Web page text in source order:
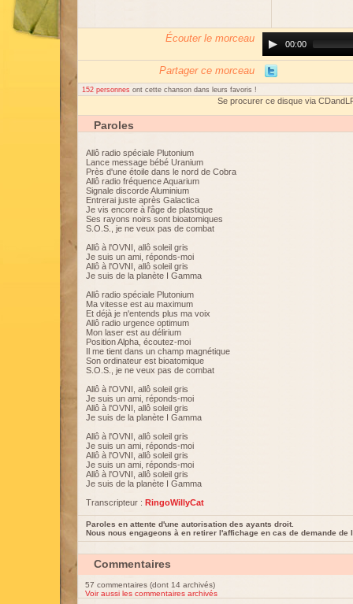
Écouter le morceau
Player00:00
Partager ce morceau
152 personnes ont cette chanson dans leurs favoris !
Se procurer ce disque via
Paroles
Allô radio spéciale Plutonium
Lance message bébé Uranium
Près d'une étoile dans le nord de Cobra
Allô radio fréquence Aquarium
Signale discorde Aluminium
Entrerai juste après Galactica
Je vis encore à l'âge de plastique
Ses rayons noirs sont bioatomiques
S.O.S., je ne veux pas de combat
Allô à l'OVNI, allô soleil gris
Je suis un ami, réponds-moi
Allô à l'OVNI, allô soleil gris
Je suis de la planète I Gamma
Allô radio spéciale Plutonium
Ma vitesse est au maximum
Et déjà je n'entends plus ma voix
Allô radio urgence optimum
Mon laser est au délirium
Position Alpha, écoutez-moi
Il me tient dans un champ magnétique
Son ordinateur est bioatomique
S.O.S., je ne veux pas de combat
Allô à l'OVNI, allô soleil gris
Je suis un ami, réponds-moi
Allô à l'OVNI, allô soleil gris
Je suis de la planète I Gamma
Allô à l'OVNI, allô soleil gris
Je suis un ami, réponds-moi
Allô à l'OVNI, allô soleil gris
Je suis un ami, réponds-moi
Allô à l'OVNI, allô soleil gris
Je suis de la planète I Gamma
Transcripteur : RingoWillyCat
Paroles en attente d'une autorisation des ayants droit.
Nous nous engageons à en retirer l'affichage en cas de demande de
Commentaires
57 commentaires (dont 14 archivés)
Voir aussi les commentaires archivés